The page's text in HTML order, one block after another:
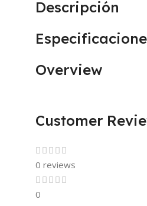
Descripción
Overview
Customer
0 reviews
0